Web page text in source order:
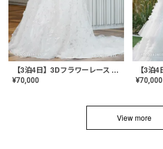
【3泊4日】3Dフラワーレース ドレス〈PD-WDOR-331〉
¥70,000 ¥70,000
View more